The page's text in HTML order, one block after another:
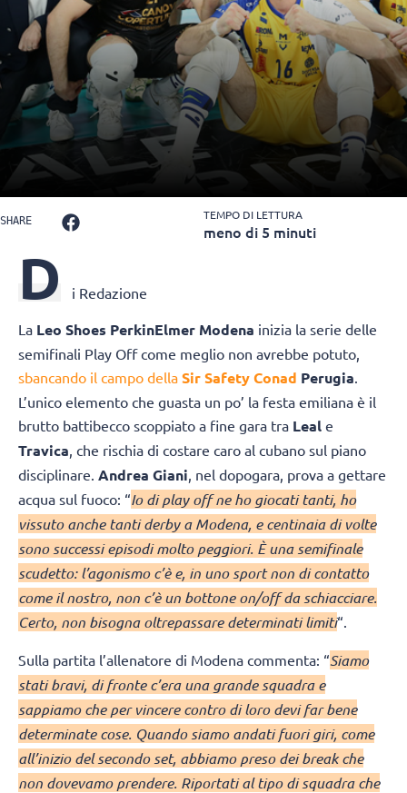
SHARE TEMPO DI LETTURA
meno di 5 minuti
D i Redazione
La Leo Shoes PerkinElmer Modena inizia la serie delle
semifinali Play Off come meglio non avrebbe potuto,
sbancando il campo della Sir Safety Conad Perugia.
L’unico elemento che guasta un po’ la festa emiliana è il
brutto battibecco scoppiato a fine gara tra Leal e
Travica, che rischia di costare caro al cubano sul piano
disciplinare. Andrea Giani, nel dopogara, prova a gettare
acqua sul fuoco: “Io di play off ne ho giocati tanti, ho
vissuto anche tanti derby a Modena, e centinaia di volte
sono successi episodi molto peggiori. È una semifinale
scudetto: l’agonismo c’è e, in uno sport non di contatto
come il nostro, non c’è un bottone on/off da schiacciare.
Certo, non bisogna oltrepassare determinati limiti“.
Sulla partita l’allenatore di Modena commenta: “Siamo
stati bravi, di fronte c’era una grande squadra e
sappiamo che per vincere contro di loro devi far bene
determinate cose. Quando siamo andati fuori giri, come
all’inizio del secondo set, abbiamo preso dei break che
non dovevamo prendere. Riportati al tipo di squadra che